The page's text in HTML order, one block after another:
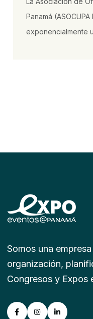
Technology
internacional
Somos una
organización,
Congresos y Expos